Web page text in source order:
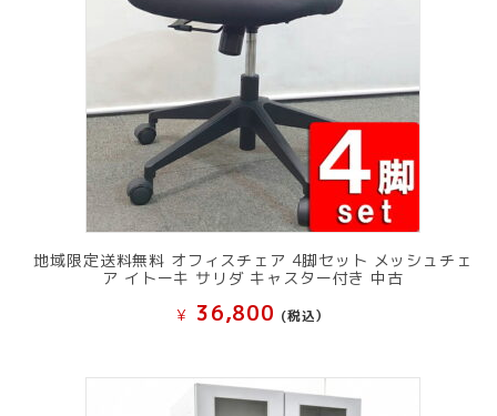
地域限定送料無料 オフィスチェア 4脚セット メッシュチェ
ア イトーキ サリダ キャスター付き 中古
¥ 36,800 (税込）